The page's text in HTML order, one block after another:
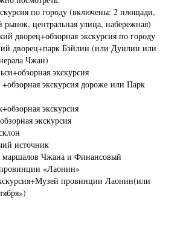
по городу (включены: 2 площади,
рынок, центральная улица, набережная)
дворец+обзорная экскурсия по городу
дворец+парк Бэйлин (или Дунлин или
Чжан)
экскурсия
экскурсия дороже или Парк
экскурсия
экскурсия
источник
маршалов Чжана и Финансовый
«Лаонин»
провинции Лаонин(или